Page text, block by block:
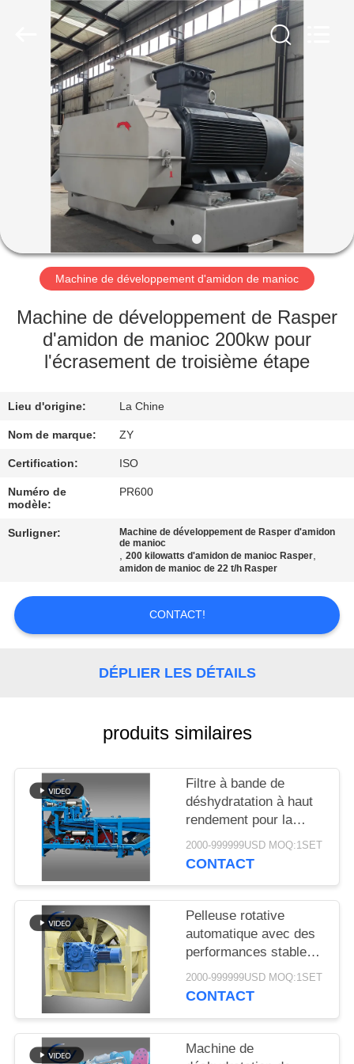
MAISON
PRODUITS
SUJET
DES
USA
VISITE
D'USINE
DE
QUALITÉ
CONTACTEZ-
NOUS
NOUVELLES
DEMANDEZ
UNE
CITATION
SITE
PRIVACY
POLICY
Machine de développement d'amidon de manioc
Machine de développement de Rasper
d'amidon de manioc 200kw pour
l'écrasement de troisième étape
Lieu d'origine: La Chine
Nom de marque: ZY
Certification: ISO
Numéro de
modèle:
PR600
Surligner:
Machine de développement de Rasper d'amidon
de manioc
,200 kilowatts d'amidon de manioc Rasper,
amidon de manioc de 22 t/h Rasper
CONTACT!
DÉPLIER LES DÉTAILS
produits similaires
Filtre à bande de
déshydratation à haut
rendement pour la
déshydratation stable
des boues dans les
l'amidon de manioc
2000-999999USD MOQ:1SET
CONTACT
Pelleuse rotative
automatique avec des
performances stables
pour la production
d'amidon de manioc et
2000-999999USD MOQ:1SET
CONTACT
Machine de